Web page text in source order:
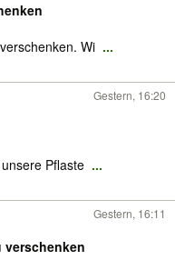
Wi ...
Gestern, 16:20
Pflaste ...
Gestern, 16:11
zu verschenken